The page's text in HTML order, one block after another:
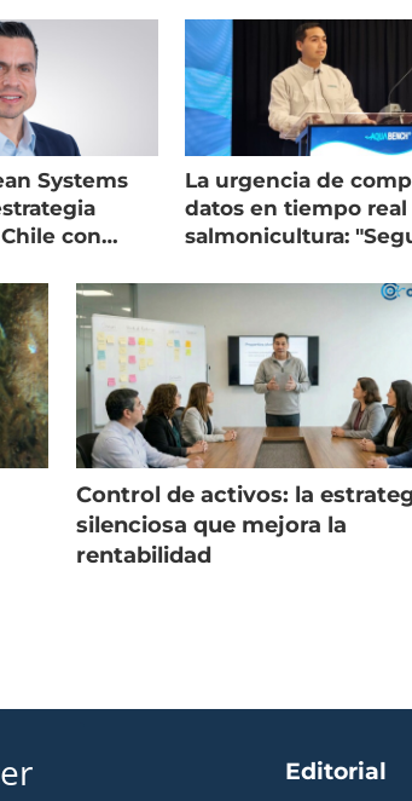
Systems
con
La urgencia de
datos en tiempo real
salmonicultura:
Control de activos: la
silenciosa que mejora la
rentabilidad
Editorial